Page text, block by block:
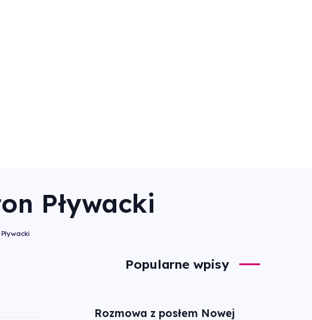
Pływacki
Popularne wpisy
Rozmowa z posłem Nowej